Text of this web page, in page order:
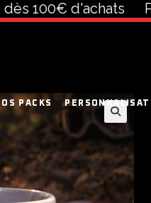
d'achats
PACKS
🔍